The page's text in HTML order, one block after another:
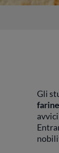
Gli
farine